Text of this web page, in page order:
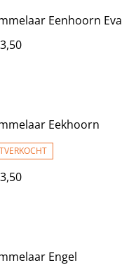
Eenhoorn Eva
Eekhoorn
Engel